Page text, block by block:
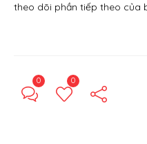
theo dõi phần tiếp theo của
0 0